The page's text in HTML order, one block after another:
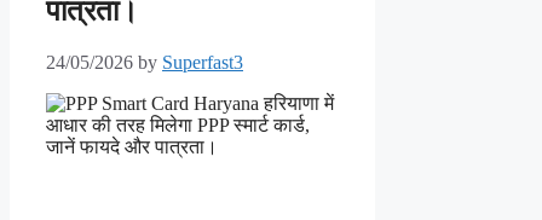
पात्रता।
24/05/2026 by Superfast3